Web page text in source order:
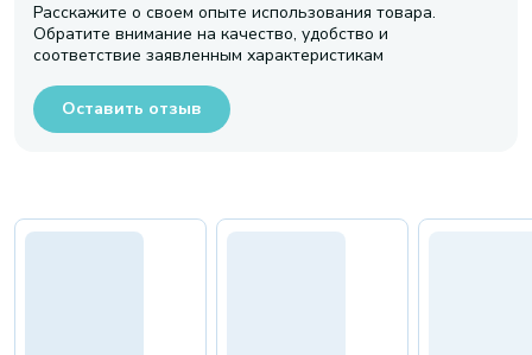
Расскажите о своем опыте использования товара.
Обратите внимание на качество, удобство и
соответствие заявленным характеристикам
Оставить отзыв